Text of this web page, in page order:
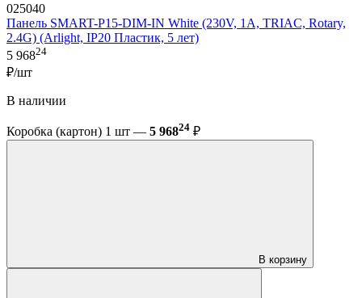
025040
Панель SMART-P15-DIM-IN White (230V, 1A, TRIAC, Rotary,
2.4G) (Arlight, IP20 Пластик, 5 лет)
5 96824
₽/шт
В наличии
Коробка (картон) 1 шт — 5 96824 ₽
В корзину